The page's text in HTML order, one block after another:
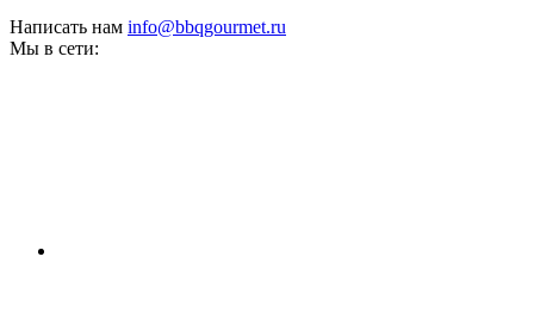
Написать нам info@bbqgourmet.ru
Мы в сети: